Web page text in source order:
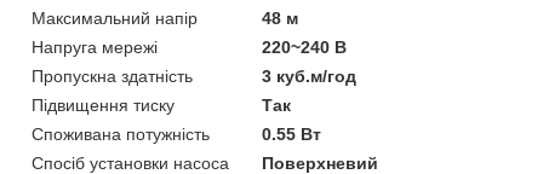
Максимальний напір
48 м
Напруга мережі
220~240 В
Пропускна здатність
3 куб.м/год
Підвищення тиску
Так
Споживана потужність
0.55 Вт
Спосіб установки насоса
Поверхневий